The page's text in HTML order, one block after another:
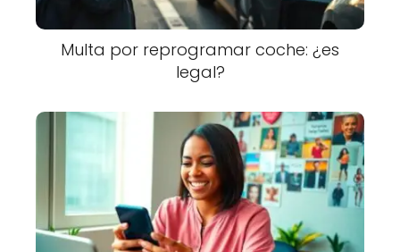
Multa por reprogramar coche: ¿es
legal?